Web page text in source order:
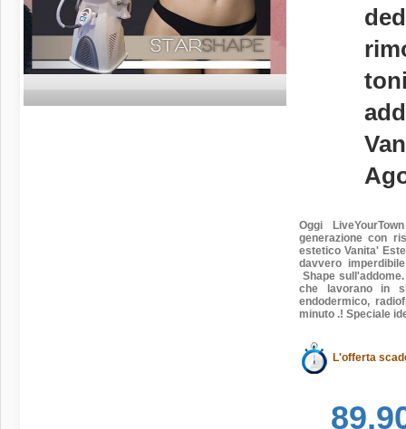
Oggi
generazione con
estetico Vanita'
davvero
Shape sull'addom
che lavorano in
endodermico,
minuto .! Speciale
L'offerta